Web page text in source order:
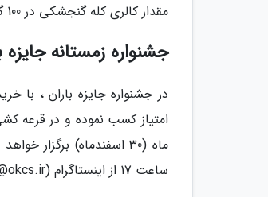
مقدار کالری کله گنجشکی در 100 گرم: 175 کیلوکالری
جشنواره زمستانه جایزه
ماه (30 اسفندماه)
ساعت 17 از اینستاگرام (okcs.ir@) پخش خواهد شد.